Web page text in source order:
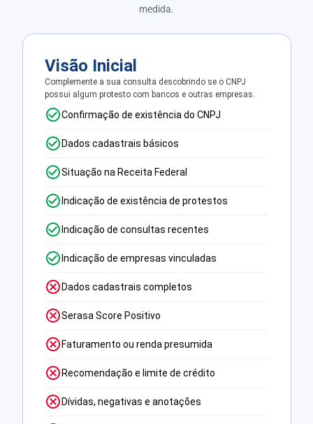
medida.
Visão Inicial
Complemente a sua consulta descobrindo se o CNPJ
possui algum protesto com bancos e outras empresas.
Confirmação de existência do CNPJ
Dados cadastrais básicos
Situação na Receita Federal
Indicação de existência de protestos
Indicação de consultas recentes
Indicação de empresas vinculadas
Dados cadastrais completos
Serasa Score Positivo
Faturamento ou renda presumida
Recomendação e limite de crédito
Dívidas, negativas e anotações